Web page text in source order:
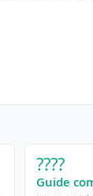
????
Guide